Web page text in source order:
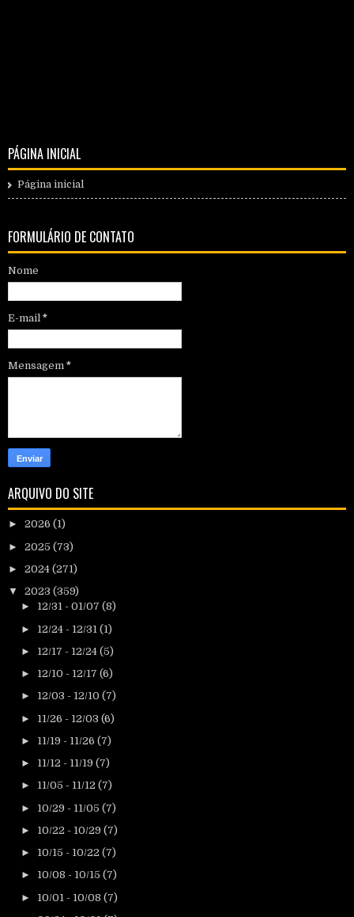
PÁGINA INICIAL
Página inicial
FORMULÁRIO DE CONTATO
Nome
E-mail *
Mensagem *
ARQUIVO DO SITE
► 2026 (1)
► 2025 (73)
► 2024 (271)
▼ 2023 (359)
► 12/31 - 01/07 (8)
► 12/24 - 12/31 (1)
► 12/17 - 12/24 (5)
► 12/10 - 12/17 (6)
► 12/03 - 12/10 (7)
► 11/26 - 12/03 (6)
► 11/19 - 11/26 (7)
► 11/12 - 11/19 (7)
► 11/05 - 11/12 (7)
► 10/29 - 11/05 (7)
► 10/22 - 10/29 (7)
► 10/15 - 10/22 (7)
► 10/08 - 10/15 (7)
► 10/01 - 10/08 (7)